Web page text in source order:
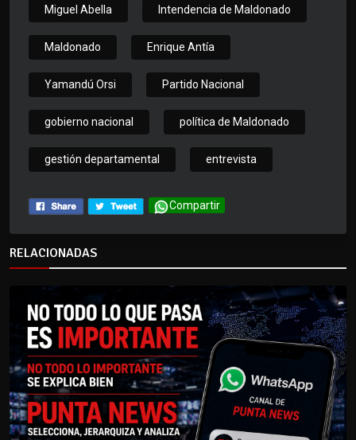
Miguel Abella Intendencia de Maldonado
Maldonado Enrique Antía
Yamandú Orsi Partido Nacional
gobierno nacional política de Maldonado
gestión departamental entrevista
Compartir
RELACIONADAS